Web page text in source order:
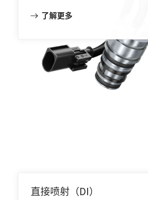
了解更多
直接喷射（DI）